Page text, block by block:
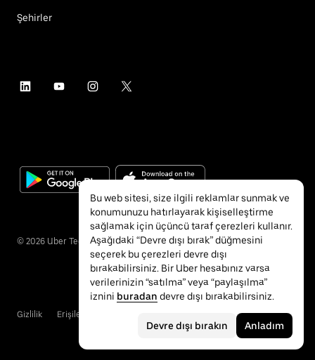
Şehirler
© 2026 Uber Technologies Inc.
Gizlilik Erişilebilirlik
Bu web sitesi, size ilgili reklamlar sunmak ve
konumunuzu hatırlayarak kişiselleştirme
sağlamak için üçüncü taraf çerezleri kullanır.
Aşağıdaki “Devre dışı bırak” düğmesini
seçerek bu çerezleri devre dışı
bırakabilirsiniz. Bir Uber hesabınız varsa
verilerinizin “satılma” veya “paylaşılma”
iznini buradan devre dışı bırakabilirsiniz.
Devre dışı bırakın Anladım